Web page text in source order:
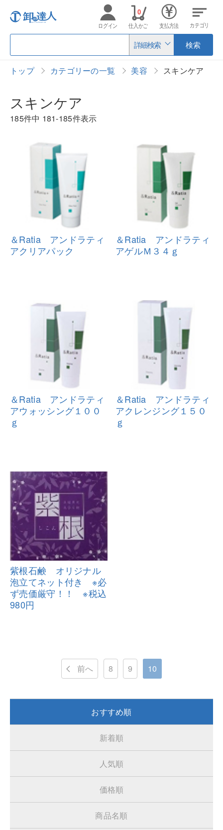
詳細検索 検索
ログイン 仕入かご
0
支払方法 カテゴリ
トップ カテゴリーの一覧 美容 スキンケア
スキンケア
185件中 181-185件表示
＆Ratia アンドラティ
アクリアパック
＆Ratia アンドラティ
アゲルＭ３４ ｇ
＆Ratia アンドラティ
アウォッシング１００
ｇ
＆Ratia アンドラティ
アクレンジング１５０
ｇ
紫根石鹸 オリジナル
泡立てネット付き ※必
ず売価厳守！！ ※税込
980円
前へ 8 9 10
おすすめ順
新着順
人気順
価格順
商品名順